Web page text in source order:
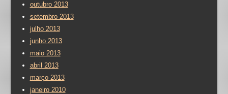
outubro 2013
setembro 2013
julho 2013
junho 2013
maio 2013
abril 2013
março 2013
janeiro 2010